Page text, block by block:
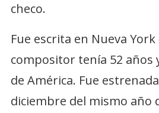
checo.
Fue escrita en Nueva
compositor tenía 52 años
de América. Fue
diciembre del mismo año